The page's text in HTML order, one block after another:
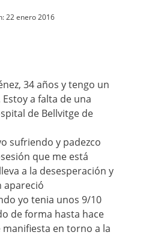
22 enero 2016
34 años y tengo un
a falta de una
de Bellvitge de
sufriendo y padezco
que me está
a la desesperación y
apareció
yo tenia unos 9/10
de forma hasta hace
manifiesta en torno a la